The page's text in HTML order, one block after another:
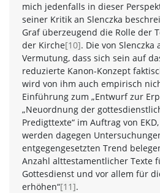
mich jedenfalls in dieser
seiner Kritik an Slenczka
Graf überzeugend die Rolle der
der Kirche[10]. Die von Slenczka
Vermutung, dass sich sein auf
reduzierte Kanon-Konzept
wird von ihm auch empirisch
Einführung zum „Entwurf zur
„Neuordnung der
Predigttexte“ im Auftrag von EKD,
werden dagegen
entgegengesetzten Trend
Anzahl alttestamentlicher Texte
Gottesdienst und vor allem für
erhöhen“[11].